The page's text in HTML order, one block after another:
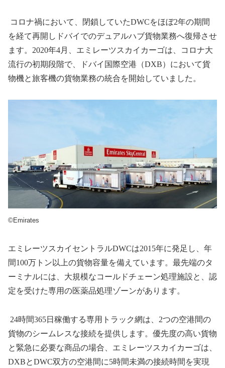
コロナ禍において、閉鎖していたDWCをほぼ2年の期間
を経て再開しドバイでのデュアルハブ貨物業務へ復帰させ
ます。 2020年4月、エミレーツスカイカーゴは、コロナ大
流行の初期段階で、ドバイ国際空港（DXB）において貨
物機と旅客機の貨物業務の統合を開始していました。
©Emirates
エミレーツスカイセントラルDWCは2015年に発足し、年
間100万トン以上の貨物容量を備えています。最先端のタ
ーミナルには、大規模なコールドチェーン処理施設と、認
定を受けた専用の医薬品処理ゾーンがあります。
24時間365日稼働する専用トラック網は、 2つの空港間の
貨物のシームレスな接続を提供します。優先度の高い貨物
と緊急に必要な商品の場合、エミレーツスカイカーゴは、
DXBとDWC双方の空港間に5時間未満の接続時間を実現